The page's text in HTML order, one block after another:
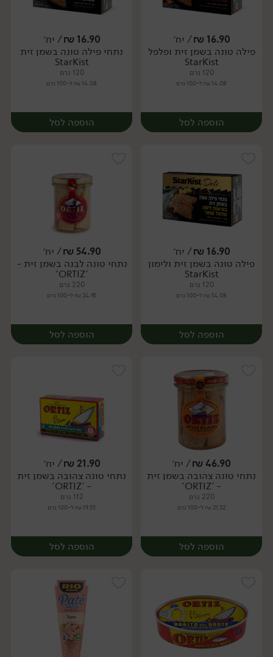
יח׳ יח׳
16.90
₪/ יח׳
פילה טונה בשמן זית ופלפל
StarKist
120 גרם
14.08 ₪ ל-100 גרם
הוספה לסל
יח׳
16.90
₪/ יח׳
נתחי פילה טונה בשמן זית
StarKist
120 גרם
14.08 ₪ ל-100 גרם
הוספה לסל
יח׳
16.90
₪/ יח׳
פילה טונה בשמן זית ולימון
StarKist
120 גרם
14.08 ₪ ל-100 גרם
הוספה לסל
יח׳
54.90
₪/ יח׳
נתחי טונה לבנה בשמן זית -
'ORTIZ'
220 גרם
24.95 ₪ ל-100 גרם
הוספה לסל
יח׳
46.90
₪/ יח׳
נתחי טונה צהובה בשמן זית
- 'ORTIZ'
220 גרם
21.32 ₪ ל-100 גרם
הוספה לסל
21.90
₪/ יח׳
נתחי טונה צהובה בשמן זית
- 'ORTIZ'
112 גרם
19.55 ₪ ל-100 גרם
הוספה לסל